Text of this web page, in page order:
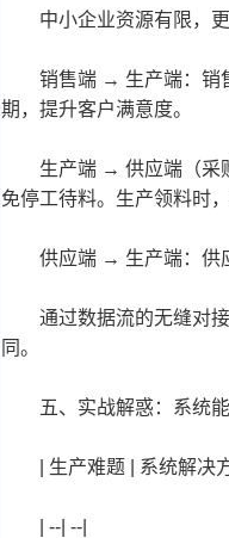
中小企业资源有限，更
销售端 → 生产端：销售
期，提升客户满意度。
生产端 → 供应端（采购/
免停工待料。生产领料时
供应端 → 生产端：供应
通过数据流的无缝对接
同。
五、实战解惑：系统能
| 生产难题 | 系统解决方
| --| --|